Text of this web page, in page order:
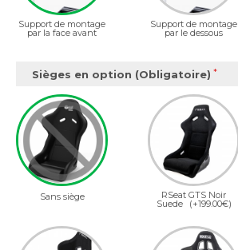
Support de montage
par la face avant
Support de montage
par le dessous
Sièges en option (Obligatoire)
Sans siège RSeat GTS Noir
Suede (+199.00€)